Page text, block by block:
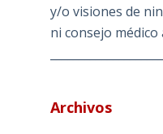
y/o visiones de
ni consejo médico
Archivos